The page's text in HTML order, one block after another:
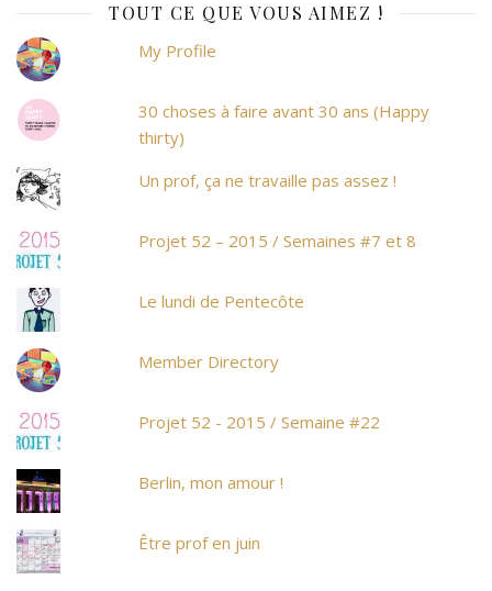
TOUT CE QUE VOUS AIMEZ !
My Profile
30 choses à faire avant 30 ans (Happy
thirty)
Un prof, ça ne travaille pas assez !
Projet 52 – 2015 / Semaines #7 et 8
Le lundi de Pentecôte
Member Directory
Projet 52 - 2015 / Semaine #22
Berlin, mon amour !
Être prof en juin